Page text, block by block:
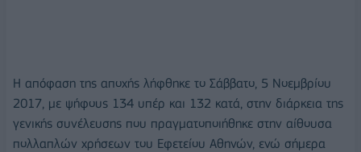
Η απόφαση της αποχής λήφθηκε το Σάββατο, 5 Νοεμβρίου
2017, με ψήφους 134 υπέρ και 132 κατά, στην διάρκεια της
γενικής συνέλευσης που πραγματοποιήθηκε στην αίθουσα
πολλαπλών χρήσεων του Εφετείου Αθηνών, ενώ σήμερα